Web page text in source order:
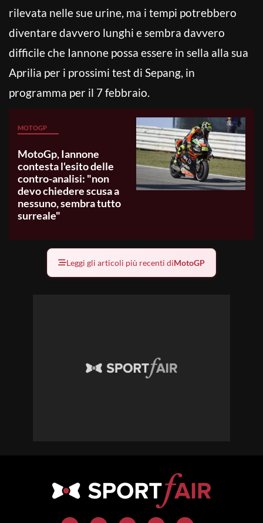
rilevata nelle sue urine, ma i tempi potrebbero
diventare davvero lunghi e sembra davvero
difficile che Iannone possa essere in sella alla sua
Aprilia per i prossimi test di Sepang, in
programma per il 7 febbraio.
MOTOGP
MotoGp, Iannone
contesta l'esito delle
contro-analisi: "non
devo chiedere scusa a
nessuno, sembra tutto
surreale"
Leggi gli articoli più recenti diMotoGP